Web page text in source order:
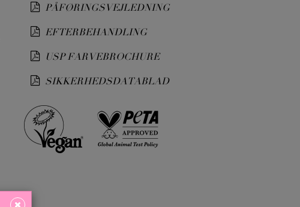
PÅFØRINGSVEJLEDNING
EFTERBEHANDLING
USP FARVEBROCHURE
SIKKERHEDSDATABLAD